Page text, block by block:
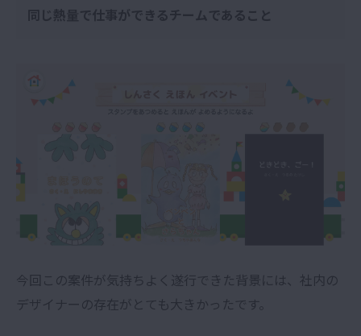
同じ熱量で仕事ができるチームであること
今回この案件が気持ちよく遂行できた背景には、社内の
デザイナーの存在がとても大きかったです。